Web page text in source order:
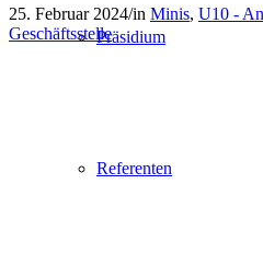
Präsidium
Referenten
25. Februar 2024/in Minis, U10 -
Geschäftsstelle